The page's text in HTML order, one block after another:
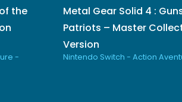
the
-
Metal Gear Solid 4 :
Patriots – Master
Version
Nintendo Switch - Action